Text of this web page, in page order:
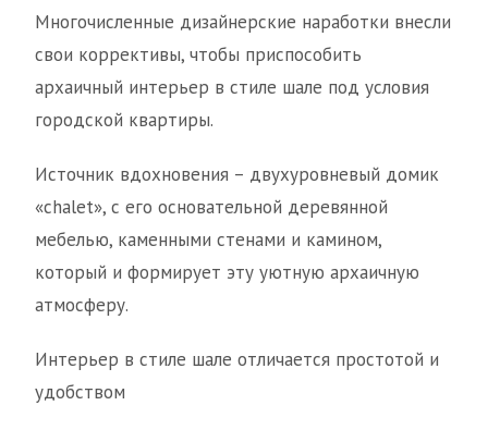
Многочисленные дизайнерские наработки внесли
свои коррективы, чтобы приспособить
архаичный интерьер в стиле шале под условия
городской квартиры.
Источник вдохновения – двухуровневый домик
«сhalet», с его основательной деревянной
мебелью, каменными стенами и камином,
который и формирует эту уютную архаичную
атмосферу.
Интерьер в стиле шале отличается простотой и
удобством